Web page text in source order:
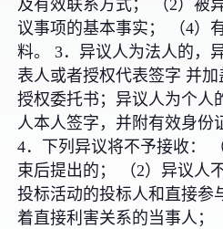
及有效联系方式； （2）被
议事项的基本事实； （4）
料。 3．异议人为法人的，
表人或者授权代表签字 并
授权委托书；异议人为个人
人本人签字，并附有效身份
4．下列异议将不予接收：
束后提出的； （2）异议人
投标活动的投标人和直接参
着直接利害关系的当事人；